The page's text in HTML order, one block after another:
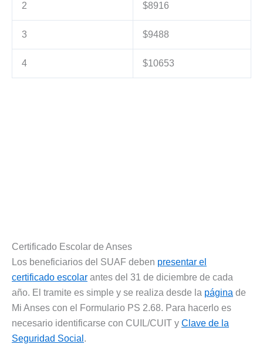
2 $8916
3 $9488
4 $10653
Certificado Escolar de Anses
Los beneficiarios del SUAF deben presentar el
certificado escolar antes del 31 de diciembre de cada
año. El tramite es simple y se realiza desde la página de
Mi Anses con el Formulario PS 2.68. Para hacerlo es
necesario identificarse con CUIL/CUIT y Clave de la
Seguridad Social .